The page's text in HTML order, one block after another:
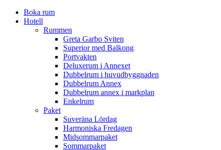
Boka rum
Hotell
Rummen
Greta Garbo Sviten
Superior med Balkong
Portvakten
Deluxerum i Annexet
Dubbelrum i huvudbyggnaden
Dubbelrum Annex
Dubbelrum annex i markplan
Enkelrum
Paket
Suveräna Lördag
Harmoniska Fredagen
Midsommarpaket
Sommarpaket